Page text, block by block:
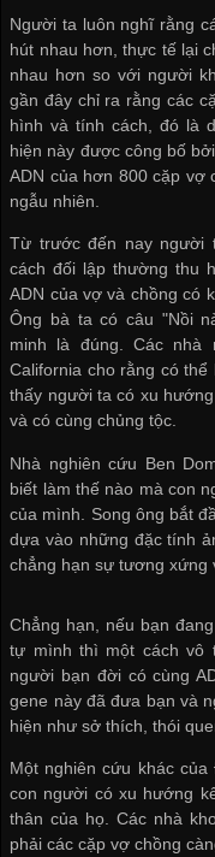
Người ta luôn nghĩ rằng
hút nhau hơn, thực tế lại
nhau hơn so với người
gần đây chỉ ra rằng các
hình và tính cách, đó là
hiện này được công bố
ADN của hơn 800 cặp vợ
ngẫu nhiên.
Từ trước đến nay người
cách đối lập thường thu
ADN của vợ và chồng có
Ông bà ta có câu "Nồi
minh là đúng. Các nhà
California cho rằng có
thấy người ta có xu
và có cùng chủng tộc.
Nhà nghiên cứu Ben
biết làm thế nào mà con
của mình. Song ông bắt
dựa vào những đặc tính
chẳng hạn sự tương xứng
Chẳng hạn, nếu bạn
tự mình thì một cách vô
người bạn đời có cùng
gene này đã đưa bạn và
hiện như sở thích, thói
Một nghiên cứu khác của
con người có xu hướng
thân của họ. Các nhà
phải các cặp vợ chồng